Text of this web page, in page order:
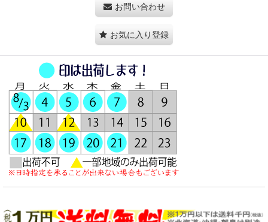
お問い合わせ
お気に入り登録